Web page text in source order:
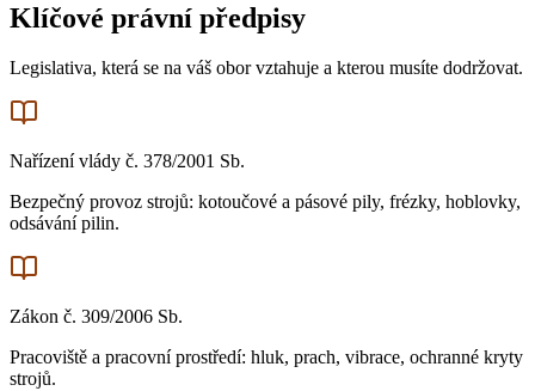
Klíčové právní předpisy
Legislativa, která se na váš obor vztahuje a kterou musíte dodržovat.
Nařízení vlády č. 378/2001 Sb.
Bezpečný provoz strojů: kotoučové a pásové pily, frézky, hoblovky,
odsávání pilin.
Zákon č. 309/2006 Sb.
Pracoviště a pracovní prostředí: hluk, prach, vibrace, ochranné kryty
strojů.